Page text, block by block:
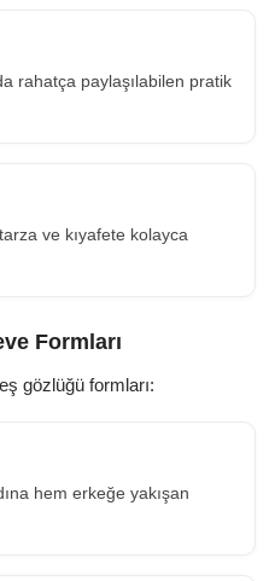
rahatça paylaşılabilen pratik
ve kıyafete kolayca
Formları
gözlüğü formları:
hem erkeğe yakışan